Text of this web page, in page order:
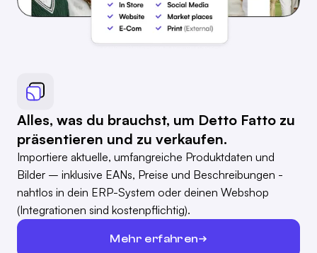
Alles, was du brauchst, um Detto Fatto zu
präsentieren und zu verkaufen.
Importiere aktuelle, umfangreiche Produktdaten und
Bilder – inklusive EANs, Preise und Beschreibungen -
nahtlos in dein ERP-System oder deinen Webshop
(Integrationen sind kostenpflichtig).
Mehr erfahren